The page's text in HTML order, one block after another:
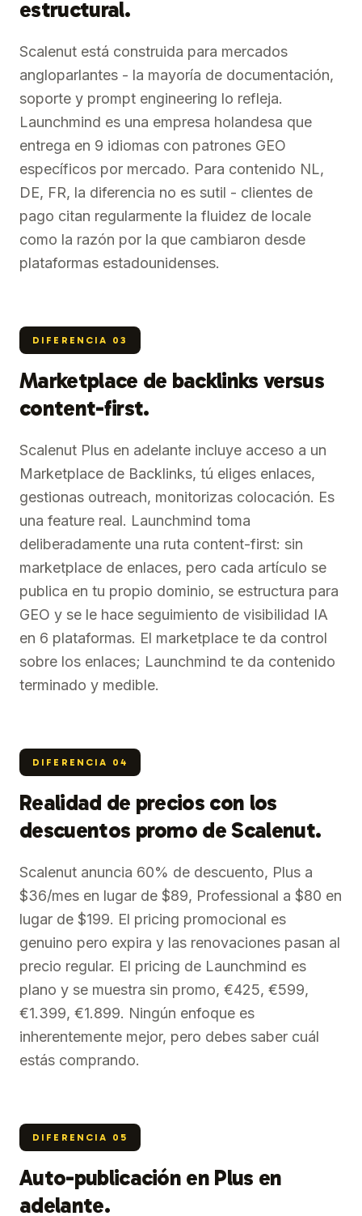
estructural.
Scalenut está construida para mercados
angloparlantes - la mayoría de documentación,
soporte y prompt engineering lo refleja.
Launchmind es una empresa holandesa que
entrega en 9 idiomas con patrones GEO
específicos por mercado. Para contenido NL,
DE, FR, la diferencia no es sutil - clientes de
pago citan regularmente la fluidez de locale
como la razón por la que cambiaron desde
plataformas estadounidenses.
DIFERENCIA 03
Marketplace de backlinks versus
content-first.
Scalenut Plus en adelante incluye acceso a un
Marketplace de Backlinks, tú eliges enlaces,
gestionas outreach, monitorizas colocación. Es
una feature real. Launchmind toma
deliberadamente una ruta content-first: sin
marketplace de enlaces, pero cada artículo se
publica en tu propio dominio, se estructura para
GEO y se le hace seguimiento de visibilidad IA
en 6 plataformas. El marketplace te da control
sobre los enlaces; Launchmind te da contenido
terminado y medible.
DIFERENCIA 04
Realidad de precios con los
descuentos promo de Scalenut.
Scalenut anuncia 60% de descuento, Plus a
$36/mes en lugar de $89, Professional a $80 en
lugar de $199. El pricing promocional es
genuino pero expira y las renovaciones pasan al
precio regular. El pricing de Launchmind es
plano y se muestra sin promo, €425, €599,
€1.399, €1.899. Ningún enfoque es
inherentemente mejor, pero debes saber cuál
estás comprando.
DIFERENCIA 05
Auto-publicación en Plus en
adelante.